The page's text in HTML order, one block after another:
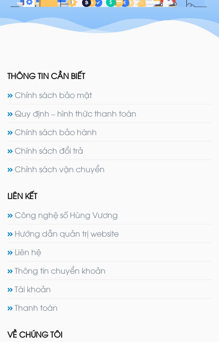
THÔNG TIN CẦN BIẾT
Chính sách bảo mật
Quy định – hình thức thanh toán
Chính sách bảo hành
Chính sách đổi trả
Chính sách vận chuyển
LIÊN KẾT
Công nghệ số Hùng Vương
Hướng dẫn quản trị website
Liên hệ
Thông tin chuyển khoản
Tài khoản
Thanh toán
VỀ CHÚNG TÔI